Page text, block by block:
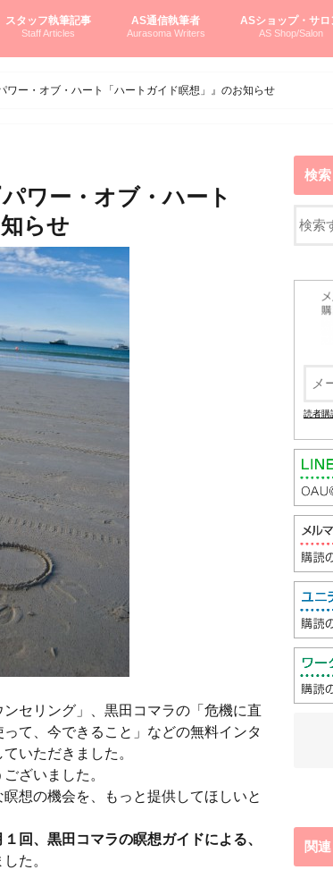
スタッフ執筆記事
Staff Articles
AS通信執筆者
Aurasoma Writers
ASショップ・サロ
AS Shop/Salon
ワー・オブ・ハート「ハートガイド瞑想」』のお知らせ
ワー・オブ・ハート
らせ
セリング」、黒田コマラの「危機に直
て、今できること」などの無料インタ
いただきました。
ざいました。
想の機会を、もっと提供してほしいと
１回、黒田コマラの瞑想ガイドによる、
た。
検索
読者購
関